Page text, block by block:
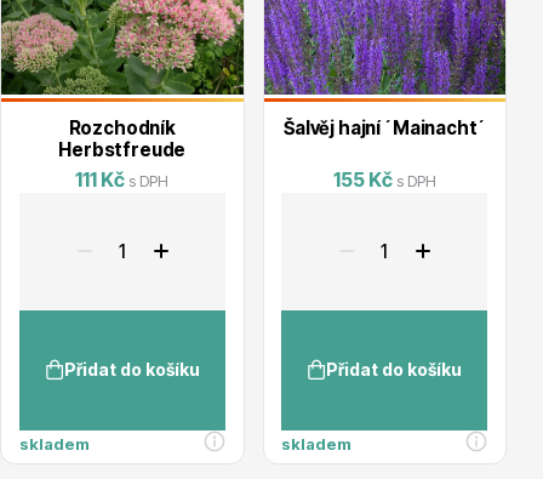
Okrasné trávy
Rozchodník
Herbstfreude
111 Kč s DPH
Přidat do košíku
skladem
Šalvěj hajní ´Mainacht´
155 Kč s DPH
Přidat do košíku
skladem